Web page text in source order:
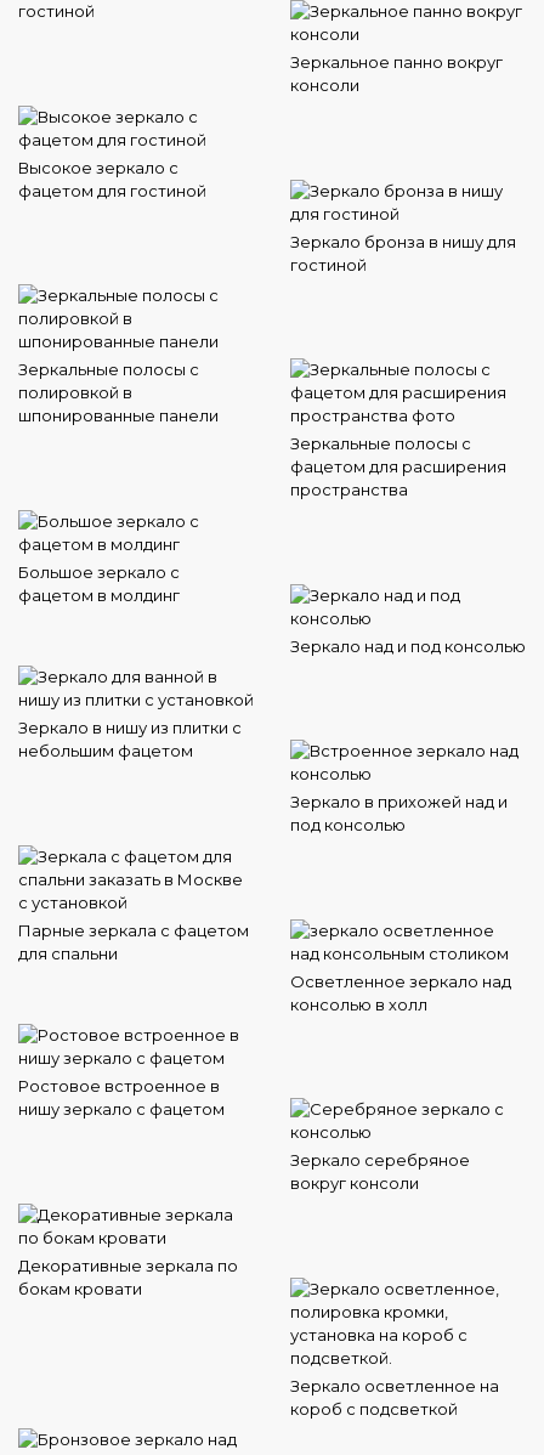
гостиной
Зеркальное панно вокруг
консоли
Высокое зеркало с
фацетом для гостиной
Зеркало бронза в нишу для
гостиной
Зеркальные полосы с
полировкой в
шпонированные панели
Зеркальные полосы с
фацетом для расширения
пространства
Большое зеркало с
фацетом в молдинг
Зеркало над и под консолью
Зеркало в нишу из плитки с
небольшим фацетом
Зеркало в прихожей над и
под консолью
Парные зеркала с фацетом
для спальни
Осветленное зеркало над
консолью в холл
Ростовое встроенное в
нишу зеркало с фацетом
Зеркало серебряное
вокруг консоли
Декоративные зеркала по
бокам кровати
Зеркало осветленное на
короб с подсветкой